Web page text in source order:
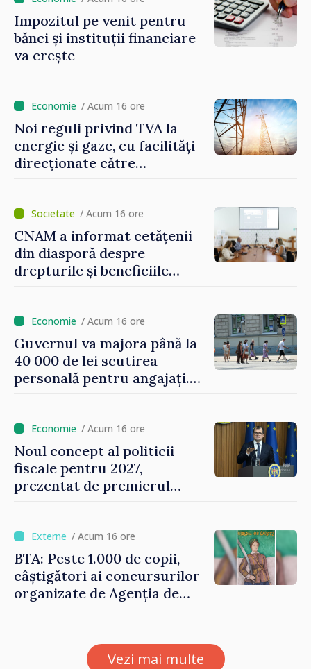
Impozitul pe venit pentru
bănci și instituții financiare
va crește
/ Acum 16 ore
Noi reguli privind TVA la
energie și gaze, cu facilități
direcționate către
/ Acum 16 ore
CNAM a informat cetățenii
din diasporă despre
drepturile și beneficiile
/ Acum 16 ore
Guvernul va majora până la
40 000 de lei scutirea
personală pentru angajați.
oamenilor”/ Acum 16 ore
Noul concept al politicii
fiscale pentru 2027,
prezentat de premierul
investițiile, taxăm viciile și
echilibrăm taxarea
consumului”
/ Acum 16 ore
BTA: Peste 1.000 de copii,
câștigători ai concursurilor
organizate de Agenția de
Vezi mai multe